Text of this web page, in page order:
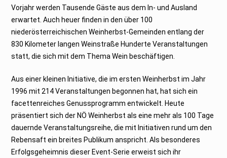
2
Vorjahr werden Tausende Gäste aus dem In- und Ausland
erwartet. Auch heuer finden in den über 100
niederösterreichischen Weinherbst-Gemeinden entlang der
830 Kilometer langen Weinstraße Hunderte Veranstaltungen
statt, die sich mit dem Thema Wein beschäftigen.
Aus einer kleinen Initiative, die im ersten Weinherbst im Jahr
1996 mit 214 Veranstaltungen begonnen hat, hat sich ein
facettenreiches Genussprogramm entwickelt. Heute
präsentiert sich der NÖ Weinherbst als eine mehr als 100 Tage
dauernde Veranstaltungsreihe, die mit Initiativen rund um den
Rebensaft ein breites Publikum anspricht. Als besonderes
Erfolgsgeheimnis dieser Event-Serie erweist sich ihr